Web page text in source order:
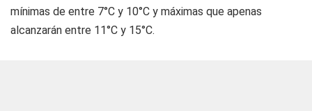
mínimas de entre 7°C y 10°C y máximas que apenas
alcanzarán entre 11°C y 15°C.